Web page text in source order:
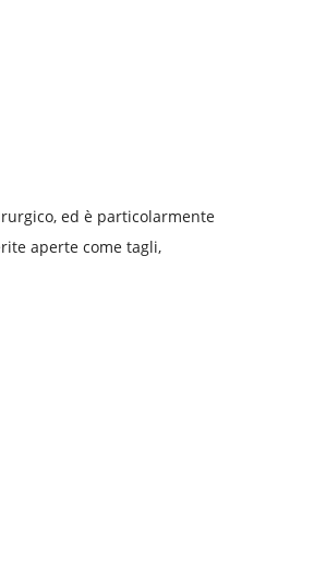
ed è particolarmente
aperte come tagli,